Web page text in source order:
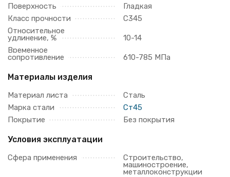
Поверхность
Гладкая
Класс прочности
С345
Относительное
удлинение, %
10-14
Временное
сопротивление 610-785 МПа
Материалы изделия
Материал листа
Сталь
Марка стали
Ст45
Покрытие
Без покрытия
Условия эксплуатации
Сфера применения Строительство,
машиностроение,
металлоконструкции